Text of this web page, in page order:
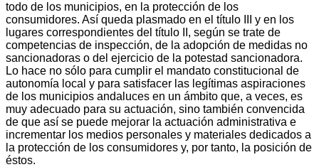
todo de los municipios, en la protección de los
consumidores. Así queda plasmado en el título III y en los
lugares correspondientes del título II, según se trate de
competencias de inspección, de la adopción de medidas no
sancionadoras o del ejercicio de la potestad sancionadora.
Lo hace no sólo para cumplir el mandato constitucional de
autonomía local y para satisfacer las legítimas aspiraciones
de los municipios andaluces en un ámbito que, a veces, es
muy adecuado para su actuación, sino también convencida
de que así se puede mejorar la actuación administrativa e
incrementar los medios personales y materiales dedicados a
la protección de los consumidores y, por tanto, la posición de
éstos.